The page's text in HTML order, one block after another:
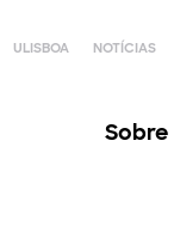
ULISBOA NOTÍCIAS
Sobre